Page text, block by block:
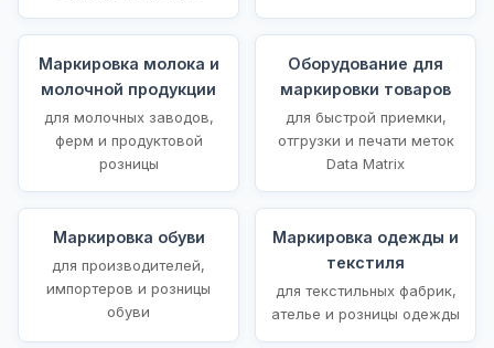
Маркировка молока и
молочной продукции
для молочных заводов,
ферм и продуктовой
розницы
Оборудование для
маркировки товаров
для быстрой приемки,
отгрузки и печати меток
Data Matrix
Маркировка обуви
для производителей,
импортеров и розницы
обуви
Маркировка одежды и
текстиля
для текстильных фабрик,
ателье и розницы одежды